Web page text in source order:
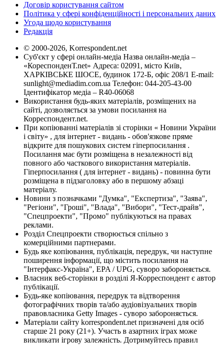
Договір користування сайтом
Політика у сфері конфіденційності і персональних даних
Угода щодо користування
Редакція
© 2000-2026, Korrespondent.net
Суб'єкт у сфері онлайн-медіа Назва онлайн-медіа –
«КореспонденТ.net» Адреса: 02091, місто Київ,
ХАРКІВСЬКЕ ШОСЕ, будинок 172-Б, офіс 208/1 E-mail:
sunlight@mediadim.com.ua Телефон: 044-205-43-00
Ідентифікатор медіа – R40-06068
Використання будь-яких матеріалів, розміщених на
сайті, дозволяється за умови посилання на
Корреспондент.net.
При копіюванні матеріалів зі сторінки « Новини України
і світу» , для інтернет - видань - обов'язкове пряме
відкрите для пошукових систем гіперпосилання .
Посилання має бути розміщена в незалежності від
повного або часткового використання матеріалів.
Гіперпосилання ( для інтернет - видань) - повинна бути
розміщена в підзаголовку або в першому абзаці
матеріалу.
Новини з позначками "Думка", "Експертиза", "Заява",
"Регіони", "Гроші", "Влада", "Вибори", "Тест-драйв",
"Спецпроекти", "Промо" публікуються на правах
реклами.
Розділ Спецпроекти створюється спільно з
комерційними партнерами.
Будь яке копіювання, публікація, передрук, чи наступне
поширення інформації, що містить посилання на
"Інтерфакс-Україна", EPA / UPG, суворо забороняється.
Власник веб-сторінки в розділі Я-Корреспондент є автор
публікації.
Будь-яке копіювання, передрук та відтворення
фотографічних творів та/або аудіовізуальних творів
правовласника Getty Images - суворо забороняється.
Матеріали сайту korrespondent.net призначені для осіб
старше 21 року (21+). Участь в азартних іграх може
викликати ігрову залежність. Дотримуйтесь правил